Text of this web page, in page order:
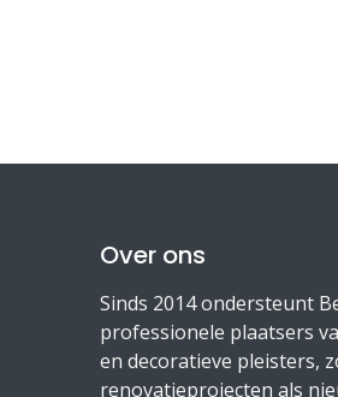
Over ons
Sinds 2014 ondersteunt
professionele plaatsers
en decoratieve pleisters,
renovatieprojecten als